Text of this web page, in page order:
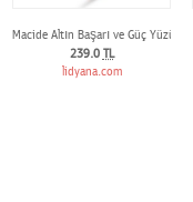
Macide Altın Başarı ve Güç Yüzük
239.0 TL
lidyana.com